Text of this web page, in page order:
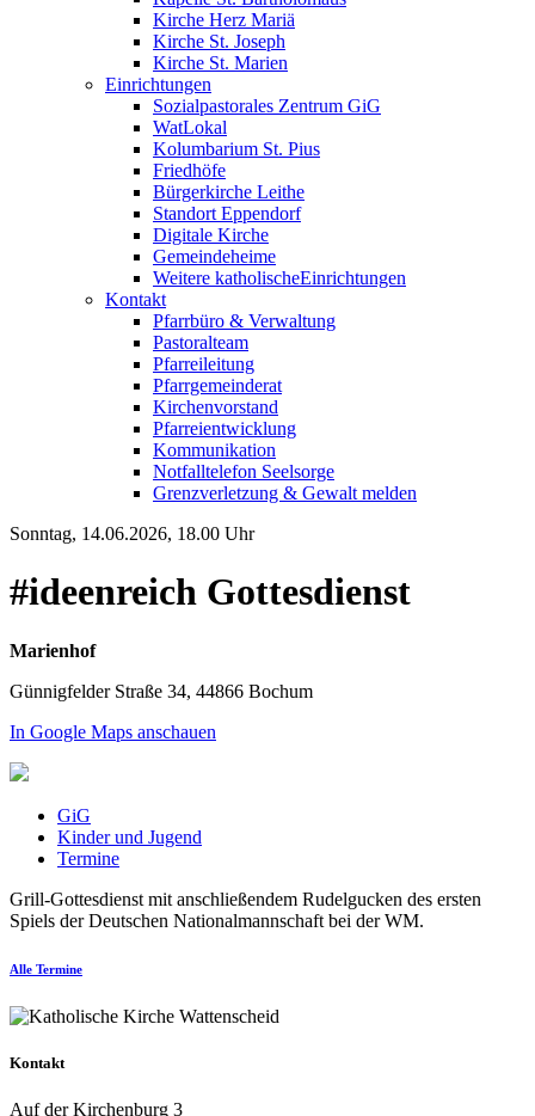
Kirche Herz Mariä
Kirche St. Joseph
Kirche St. Marien
Einrichtungen
Sozialpastorales Zentrum GiG
WatLokal
Kolumbarium St. Pius
Friedhöfe
Bürgerkirche Leithe
Standort Eppendorf
Digitale Kirche
Gemeindeheime
Weitere katholische­­Einrichtungen
Kontakt
Pfarrbüro & Verwaltung
Pastoralteam
Pfarreileitung
Pfarrgemeinderat
Kirchenvorstand
Pfarreientwicklung
Kommunikation
Notfalltelefon Seelsorge
Grenzverletzung & Gewalt melden
Sonntag, 14.06.2026, 18.00 Uhr
#ideenreich Gottesdienst
Marienhof
Günnigfelder Straße 34, 44866 Bochum
In Google Maps anschauen
GiG
Kinder und Jugend
Termine
Grill-Gottesdienst mit anschließendem Rudelgucken des ersten
Spiels der Deutschen Nationalmannschaft bei der WM.
Alle Termine
Kontakt
Auf der Kirchenburg 3